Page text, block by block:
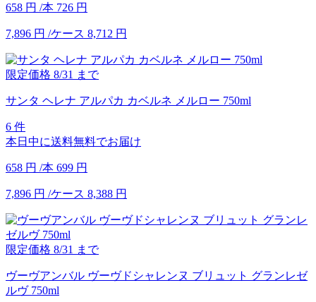
658 円 /本 726 円
7,896 円 /ケース 8,712 円
限定価格 8/31 まで
サンタ ヘレナ アルパカ カベルネ メルロー 750ml
6 件
本日中に送料無料でお届け
658 円 /本 699 円
7,896 円 /ケース 8,388 円
限定価格 8/31 まで
ヴーヴアンバル ヴーヴドシャレンヌ ブリュット グランレゼ
ルヴ 750ml